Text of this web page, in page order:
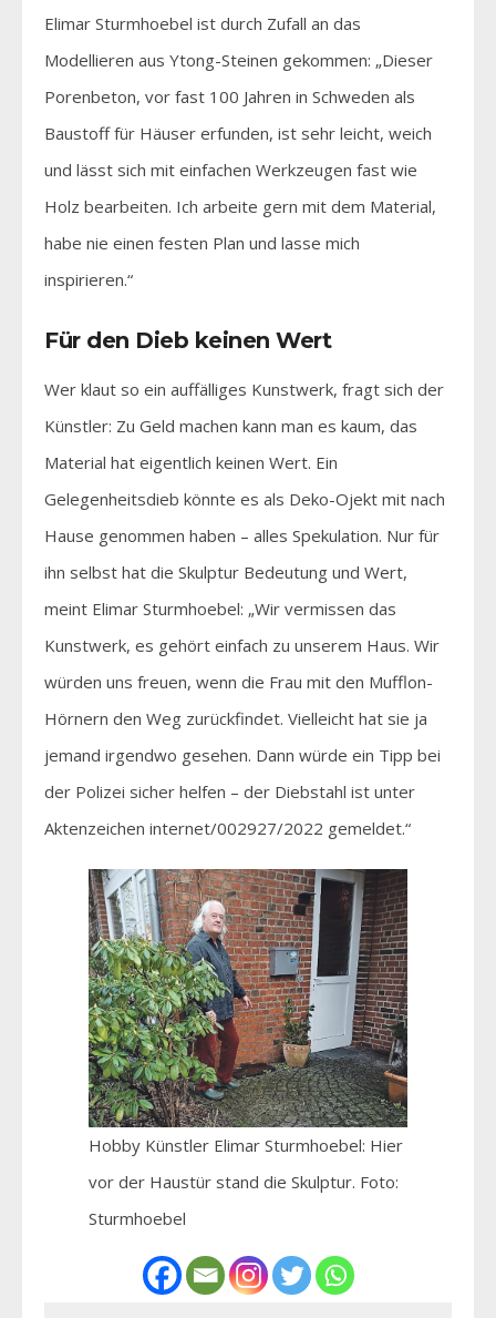
Elimar Sturmhoebel ist durch Zufall an das
Modellieren aus Ytong-Steinen gekommen: „Dieser
Porenbeton, vor fast 100 Jahren in Schweden als
Baustoff für Häuser erfunden, ist sehr leicht, weich
und lässt sich mit einfachen Werkzeugen fast wie
Holz bearbeiten. Ich arbeite gern mit dem Material,
habe nie einen festen Plan und lasse mich
inspirieren.“
Für den Dieb keinen Wert
Wer klaut so ein auffälliges Kunstwerk, fragt sich der
Künstler: Zu Geld machen kann man es kaum, das
Material hat eigentlich keinen Wert. Ein
Gelegenheitsdieb könnte es als Deko-Ojekt mit nach
Hause genommen haben – alles Spekulation. Nur für
ihn selbst hat die Skulptur Bedeutung und Wert,
meint Elimar Sturmhoebel: „Wir vermissen das
Kunstwerk, es gehört einfach zu unserem Haus. Wir
würden uns freuen, wenn die Frau mit den Mufflon-
Hörnern den Weg zurückfindet. Vielleicht hat sie ja
jemand irgendwo gesehen. Dann würde ein Tipp bei
der Polizei sicher helfen – der Diebstahl ist unter
Aktenzeichen internet/002927/2022 gemeldet.“
Hobby Künstler Elimar Sturmhoebel: Hier
vor der Haustür stand die Skulptur. Foto:
Sturmhoebel